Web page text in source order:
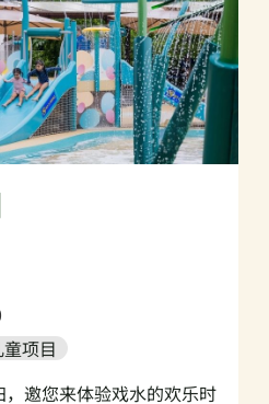
童项目
邀您来体验戏水的欢乐时